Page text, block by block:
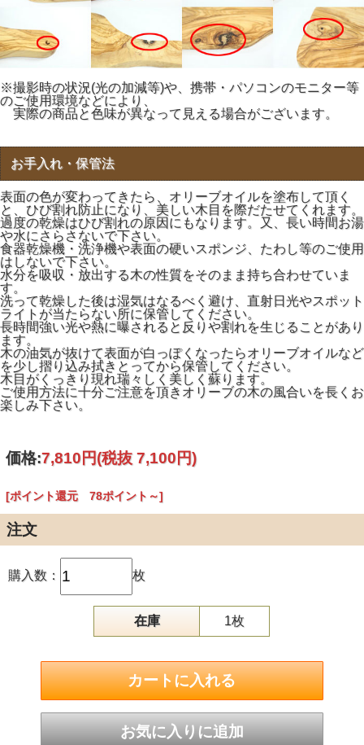
※撮影時の状況(光の加減等)や、携帯・パソコンのモニター等
のご使用環境などにより、
実際の商品と色味が異なって見える場合がございます。
お手入れ・保管法
表面の色が変わってきたら、オリーブオイルを塗布して頂く
と、ひび割れ防止になり、美しい木目を際だたせてくれます。
過度の乾燥はひび割れの原因にもなります。又、長い時間お湯
や水にさらさないで下さい。
食器乾燥機・洗浄機や表面の硬いスポンジ、たわし等のご使用
はしないで下さい。
水分を吸収・放出する木の性質をそのまま持ち合わせていま
す。
洗って乾燥した後は湿気はなるべく避け、直射日光やスポット
ライトが当たらない所に保管してください。
長時間強い光や熱に曝されると反りや割れを生じることがあり
ます。
木の油気が抜けて表面が白っぽくなったらオリーブオイルなど
を少し摺り込み拭きとってから保管してください。
木目がくっきり現れ瑞々しく美しく蘇ります。
ご使用方法に十分ご注意を頂きオリーブの木の風合いを長くお
楽しみ下さい。
価格:7,810円(税抜 7,100円)
[ポイント還元 78ポイント～]
注文
購入数： 枚
在庫 1枚